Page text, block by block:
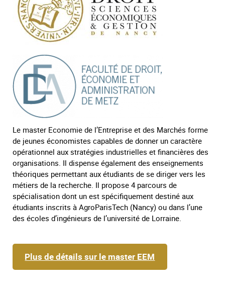
Le master Economie de l’Entreprise et des Marchés forme
de jeunes économistes capables de donner un caractère
opérationnel aux stratégies industrielles et financières des
organisations. Il dispense également des enseignements
théoriques permettant aux étudiants de se diriger vers les
métiers de la recherche. Il propose 4 parcours de
spécialisation dont un est spécifiquement destiné aux
étudiants inscrits à AgroParisTech (Nancy) ou dans l’une
des écoles d’ingénieurs de l’université de Lorraine.
Plus de détails sur le master EEM